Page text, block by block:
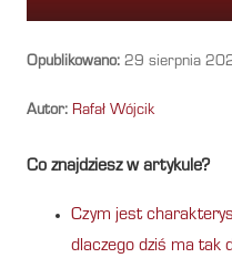
Opublikowano: 29 sierpnia
Autor: Rafał Wójcik
Co znajdziesz w artykule?
Czym jest
dlaczego dziś ma tak